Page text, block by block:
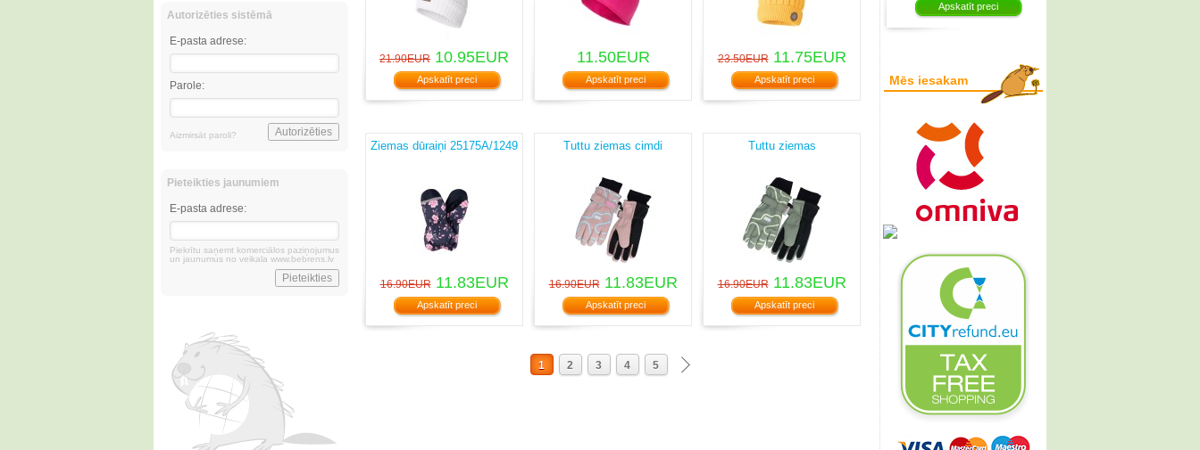
Autorizēties sistēmā
E-pasta adrese:
Parole:
Aizmirsāt paroli?
Pieteikties jaunumiem
E-pasta adrese:
Piekrītu saņemt komerciālos paziņojumus
un jaunumus no veikala www.bebrens.lv
21.90EUR 10.95EUR
Apskatīt preci
11.50EUR
Apskatīt preci
23.50EUR11.75EUR
Apskatīt preci
Ziemas dūraiņi 25175A/1249
16.90EUR11.83EUR
Apskatīt preci
Tuttu ziemas cimdi
16.90EUR11.83EUR
Apskatīt preci
Tuttu ziemas
16.90EUR11.83EUR
Apskatīt preci
1 2 3 4 5
Apskatīt preci
Mēs iesakam